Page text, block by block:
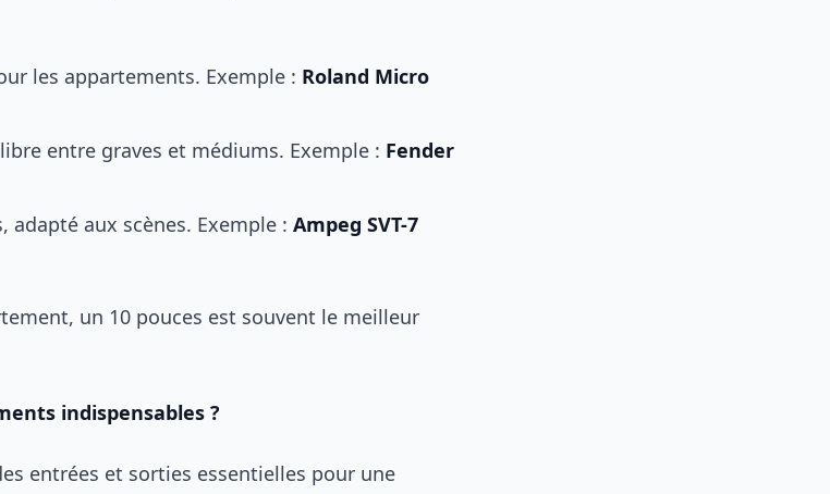
les appartements. Exemple : Roland Micro
entre graves et médiums. Exemple : Fender
adapté aux scènes. Exemple : Ampeg SVT-7
un 10 pouces est souvent le meilleur
indispensables ?
entrées et sorties essentielles pour une